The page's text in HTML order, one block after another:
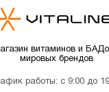
витаминов и
мировых брендов
работы: с 9:00 до